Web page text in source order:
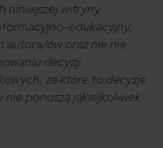
niniejszej witryny
edukacyjny,
autora/ów oraz nie nie
decyzji
za które to decyzje
nie ponoszą jakiejkolwiek